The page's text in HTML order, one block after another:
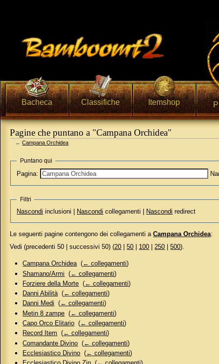
Bacheca Classifiche Itemshop
Pagine che puntano a "Campana Orchidea"
←Campana Orchidea
Puntano qui
Pagina:
Filtri
Nascondi inclusioni | Nascondi collegamenti | Nascondi redirect
Le seguenti pagine contengono dei collegamenti aCampana Orchidea:
Vedi (precedenti 50 | successivi 50) (20 |50 | 100 | 250 |500).
Campana Orchidea‎(← collegamenti)
Shamano/Armi ‎(← collegamenti)
Forziere della Morte ‎(← collegamenti)
Danni Abilità‎(← collegamenti)
Danni Medi ‎(← collegamenti)
Metin 8 zampe ‎(← collegamenti)
Capo Orco Elitario ‎(← collegamenti)
Record Item ‎(← collegamenti)
Comandante Divino ‎(← collegamenti)
Ecclesiastico Divino ‎(← collegamenti)